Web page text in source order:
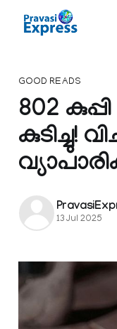
GOOD READS
802
കുടിച്ചു!
13 Jul 2025